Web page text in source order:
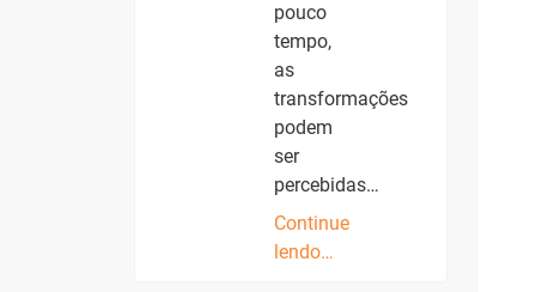
pouco
tempo,
as
transformações
podem
ser
percebidas…
Continue
lendo…